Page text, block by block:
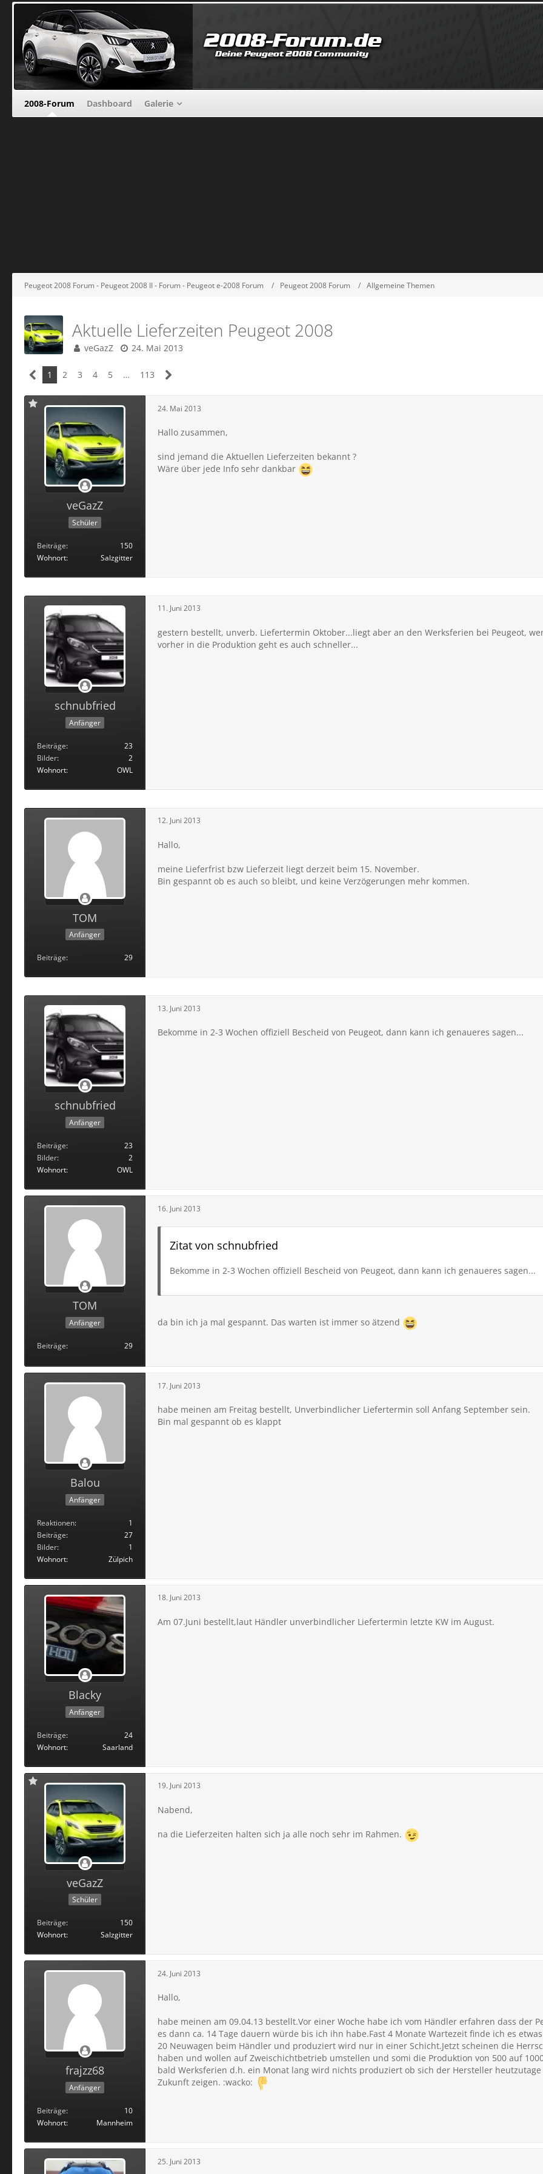
2008-Forum Dashboard Galerie
Peugeot 2008 Forum - Peugeot 2008 II - Forum - Peugeot e-2008 Forum Peugeot 2008 Forum Allgemeine Themen
Aktuelle Lieferzeiten Peugeot 2008
veGazZ 24. Mai 2013
1 2 3 4 5 … 113
veGazZ
Schüler
Beiträge
150
Wohnort
Salzgitter
24. Mai 2013
Hallo zusammen,
sind jemand die Aktuellen Lieferzeiten bekannt ?
Wäre über jede Info sehr dankbar
schnubfried
Anfänger
Beiträge
23
Bilder
2
Wohnort
OWL
11. Juni 2013
gestern bestellt, unverb. Liefertermin Oktober...liegt aber an den Werksferien bei Peugeot,
vorher in die Produktion geht es auch schneller...
TOM
Anfänger
Beiträge 29
12. Juni 2013
Hallo,
meine Lieferfrist bzw Lieferzeit liegt derzeit beim 15. November.
Bin gespannt ob es auch so bleibt, und keine Verzögerungen mehr kommen.
schnubfried
Anfänger
Beiträge
23
Bilder
2
Wohnort
OWL
13. Juni 2013
Bekomme in 2-3 Wochen offiziell Bescheid von Peugeot, dann kann ich genaueres sagen...
TOM
Anfänger
Beiträge 29
16. Juni 2013
Zitat von schnubfried
Bekomme in 2-3 Wochen offiziell Bescheid von Peugeot, dann kann ich genaueres sagen...
da bin ich ja mal gespannt. Das warten ist immer so ätzend
Balou
Anfänger
Reaktionen
1
Beiträge
27
Bilder
1
Wohnort
Zülpich
17. Juni 2013
habe meinen am Freitag bestellt, Unverbindlicher Liefertermin soll Anfang September sein.
Bin mal gespannt ob es klappt
Blacky
Anfänger
Beiträge
24
Wohnort
Saarland
18. Juni 2013
Am 07.Juni bestellt,laut Händler unverbindlicher Liefertermin letzte KW im August.
veGazZ
Schüler
Beiträge
150
Wohnort
Salzgitter
19. Juni 2013
Nabend,
na die Lieferzeiten halten sich ja alle noch sehr im Rahmen.
frajzz68
Anfänger
Beiträge
10
Wohnort
Mannheim
24. Juni 2013
Hallo,
habe meinen am 09.04.13 bestellt.Vor einer Woche habe ich vom Händler erfahren dass der
es dann ca. 14 Tage dauern würde bis ich ihn habe.Fast 4 Monate Wartezeit finde ich es
20 Neuwagen beim Händler und produziert wird nur in einer Schicht.Jetzt scheinen die
haben und wollen auf Zweischichtbetrieb umstellen und somi die Produktion von 500 auf
bald Werksferien d.h. ein Monat lang wird nichts produziert ob sich der Hersteller
Zukunft zeigen. :wacko:
25. Juni 2013